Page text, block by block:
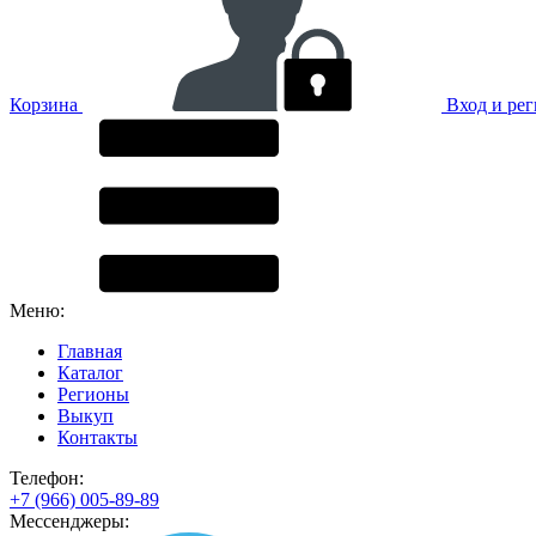
Корзина Вход и
Меню:
Главная
Каталог
Регионы
Выкуп
Контакты
Телефон:
+7 (966) 005-89-89
Мессенджеры: